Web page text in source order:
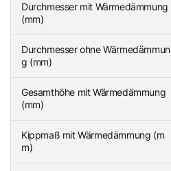
Durchmesser mit Wärmedämmung
(mm)
Durchmesser ohne Wärmedämmun
g (mm)
Gesamthöhe mit Wärmedämmung
(mm)
Kippmaß mit Wärmedämmung (m
m)